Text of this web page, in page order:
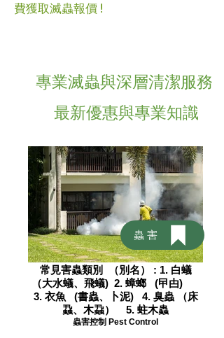
費獲取滅蟲報價 !
​專業滅蟲與深層清潔服務
最新優惠與專業知識
常見害蟲類別 （別名） : 1. 白蟻
（大水蟻、飛蟻) 2. 蟑螂 (曱甴)
3. 衣魚 (書蟲、卜泥) 4. 臭蟲 （床
蝨、木蝨） 5. 蛀木蟲
蟲害控制 Pest Control
蟲害